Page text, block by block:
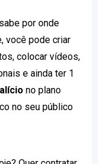
por onde
você pode criar
colocar vídeos,
e ainda ter 1
no plano
no seu público